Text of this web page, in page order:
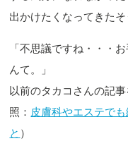
出かけたくなってきたそ
「不思議ですね・・・
んて。」
以前のタカコさんの記
照： 皮膚科やエステで
と ）